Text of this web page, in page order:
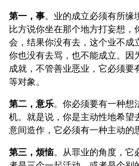
第一，事。业的成立必须有所缘
比方说你坐在那个地方打妄想
会，结果你没有去，这个业不成
你也没有去骂，也不能成立。因
成就，不管善业恶业，它必须要
等对象。
第二，意乐。你必须要有一种想
机。就是说，你是主动性地希望
意间造作，它必须有一种主动的
第三，烦恼。从罪业的角度，它